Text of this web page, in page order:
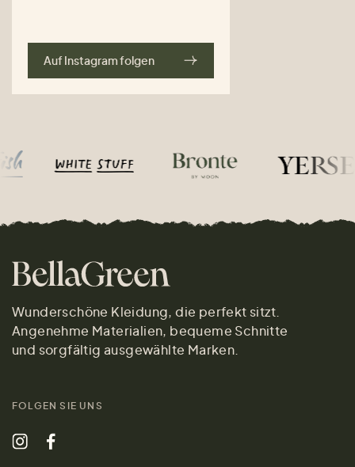
Auf Instagram folgen
Wunderschöne Kleidung, die perfekt sitzt.
Angenehme Materialien, bequeme Schnitte
und sorgfältig ausgewählte Marken.
FOLGEN SIE UNS